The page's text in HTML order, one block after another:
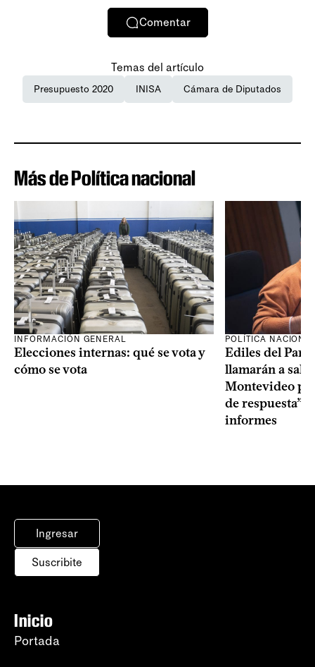
Comentar
Temas del artículo
Presupuesto 2020 INISA Cámara de Diputados
Más de Política nacional
INFORMACIÓN GENERAL
Elecciones internas: qué se vota y
cómo se vota
POLÍTICA
Ediles del
llamarán a sala
Montevideo
de respuesta”
informes
Ingresar
Suscribite
Inicio
Portada